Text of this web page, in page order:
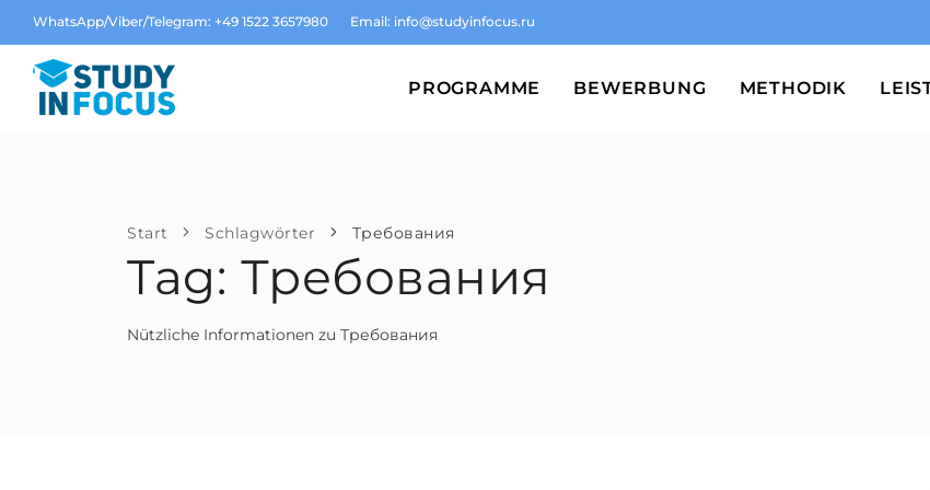
WhatsApp/Viber/Telegram: +49 1522 3657980 Email: info@studyinfocus.ru
PROGRAMME BEWERBUNG METHODIK
Start Schlagwörter Требования
Tag: Требования
Nützliche Informationen zu Требования